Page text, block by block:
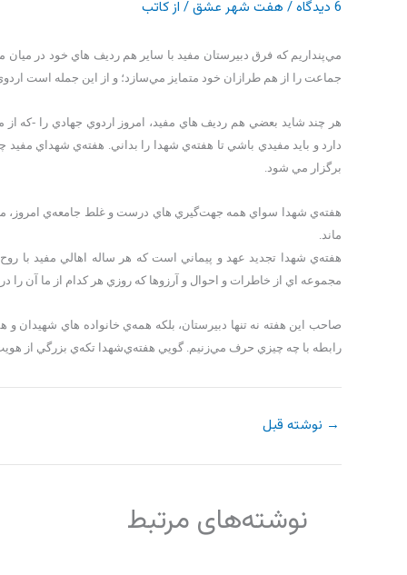
6 دیدگاه / هفت شهر عشق/ ازکاتب
مي‌پنداريم كه فرق دبيرستان مفید با ساير هم رديف هاي خود در
جماعت را از هم طرازان خود متمايز مي‌سازد؛ و از اين جمله است
هر چند شايد بعضي هم رديف هاي مفید، امروز اردوي جهادي را -که از
دارد و بايد مفیدي باشي تا هفته‌ي شهدا را بداني. هفته‌ي شهداي
برگزار مي شود.
هفته‌ي شهدا سواي همه جهت‌گيري هاي درست و غلط جامعه‌ي امروز،
ماند.
هفته‌ي شهدا تجديد عهد و پيماني است که هر ساله اهالي مفید با
مجموعه اي از خاطرات و احوال و آرزوها که روزي هر کدام از ما آن را
صاحب اين هفته نه تنها دبيرستان، بلکه همه‌ي خانواده هاي
رابطه با چه چيزي حرف مي‌زنيم. گويي هفته‌ي‌شهدا تکه‌ي بزرگي از
→ نوشته قبل
نوشته‌های مرتبط